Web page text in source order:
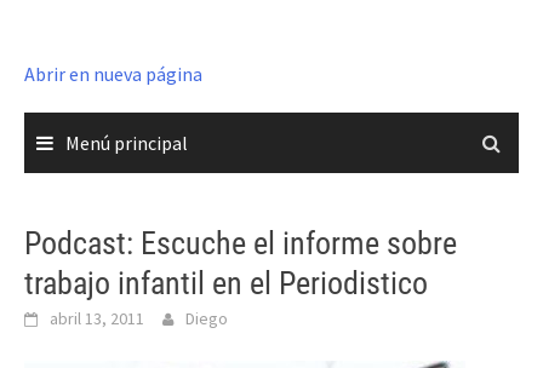
Abrir en nueva página
Menú principal
Podcast: Escuche el informe sobre
trabajo infantil en el Periodistico
abril 13, 2011 Diego